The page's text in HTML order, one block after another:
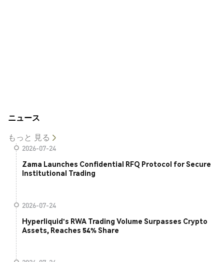
ニュース
もっと 見る
2026-07-24
Zama Launches Confidential RFQ Protocol for Secure
Institutional Trading
2026-07-24
Hyperliquid's RWA Trading Volume Surpasses Crypto
Assets, Reaches 54% Share